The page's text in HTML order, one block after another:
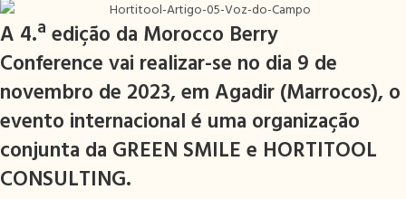
A 4.ª edição da Morocco Berry
Conferencevai realizar-se no dia 9 de
novembro de 2023, em Agadir (Marrocos), o
evento internacional é uma organização
conjunta da GREEN SMILEe HORTITOOL
CONSULTING.